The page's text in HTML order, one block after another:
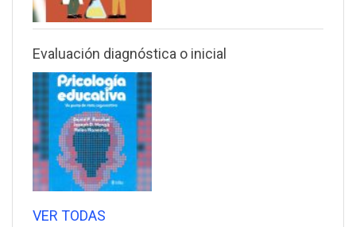
Evaluación diagnóstica o inicial
VER TODAS